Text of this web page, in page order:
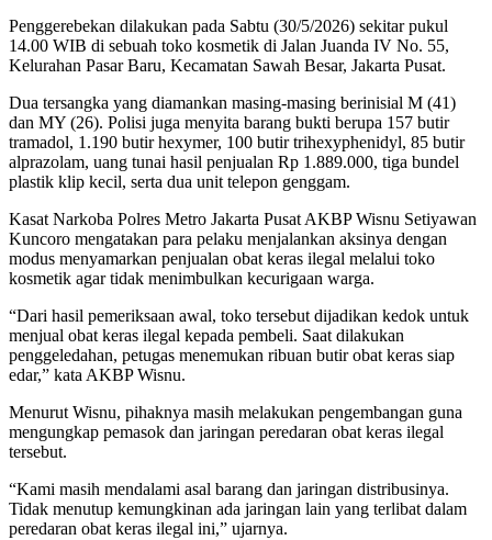
Penggerebekan dilakukan pada Sabtu (30/5/2026) sekitar pukul
14.00 WIB di sebuah toko kosmetik di Jalan Juanda IV No. 55,
Kelurahan Pasar Baru, Kecamatan Sawah Besar, Jakarta Pusat.
Dua tersangka yang diamankan masing-masing berinisial M (41)
dan MY (26). Polisi juga menyita barang bukti berupa 157 butir
tramadol, 1.190 butir hexymer, 100 butir trihexyphenidyl, 85 butir
alprazolam, uang tunai hasil penjualan Rp 1.889.000, tiga bundel
plastik klip kecil, serta dua unit telepon genggam.
Kasat Narkoba Polres Metro Jakarta Pusat AKBP Wisnu Setiyawan
Kuncoro mengatakan para pelaku menjalankan aksinya dengan
modus menyamarkan penjualan obat keras ilegal melalui toko
kosmetik agar tidak menimbulkan kecurigaan warga.
“Dari hasil pemeriksaan awal, toko tersebut dijadikan kedok untuk
menjual obat keras ilegal kepada pembeli. Saat dilakukan
penggeledahan, petugas menemukan ribuan butir obat keras siap
edar,” kata AKBP Wisnu.
Menurut Wisnu, pihaknya masih melakukan pengembangan guna
mengungkap pemasok dan jaringan peredaran obat keras ilegal
tersebut.
“Kami masih mendalami asal barang dan jaringan distribusinya.
Tidak menutup kemungkinan ada jaringan lain yang terlibat dalam
peredaran obat keras ilegal ini,” ujarnya.